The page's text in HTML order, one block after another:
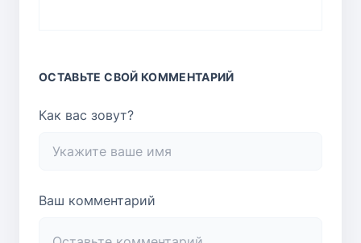
ОСТАВЬТЕ СВОЙ КОММЕНТАРИЙ
Как вас зовут?
Ваш комментарий